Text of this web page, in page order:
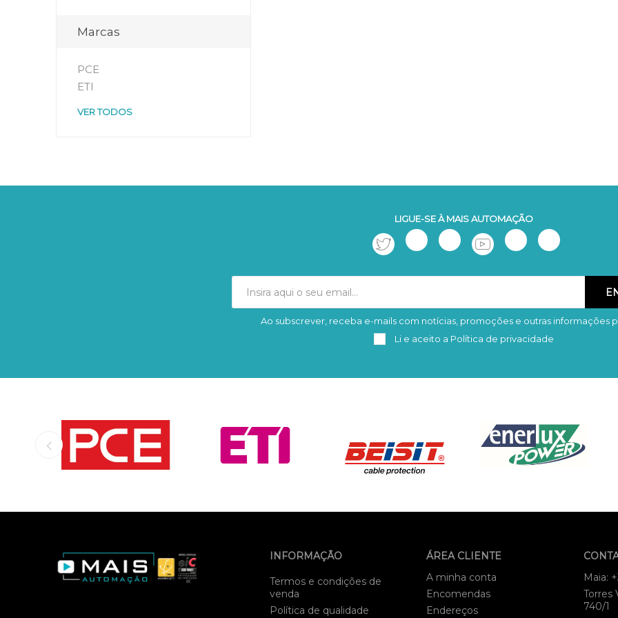
Marcas
PCE
ETI
VER TODOS
LIGUE-SE À MAIS AUTOMAÇÃO
Subscrever Remover
Ao subscrever, receba e-mails com notícias, promoções e outras informações
Li e aceito a Política de privacidade
INFORMAÇÃO
Termos e condições de
venda
Política de qualidade
ÁREA CLIENTE
A minha conta
Encomendas
Endereços
Maia:
Torres
740/1